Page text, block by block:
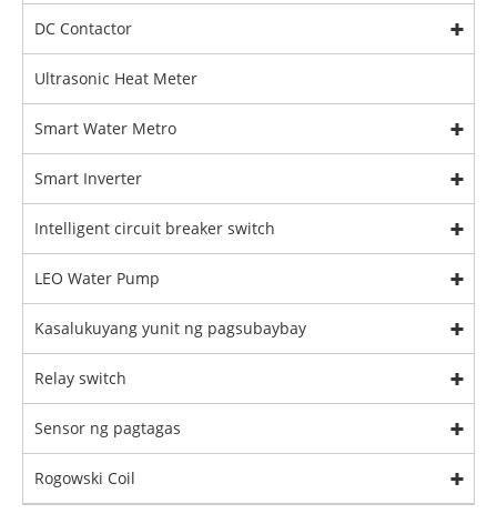
DC Contactor
Ultrasonic Heat Meter
Smart Water Metro
Smart Inverter
Intelligent circuit breaker switch
LEO Water Pump
Kasalukuyang yunit ng pagsubaybay
Relay switch
Sensor ng pagtagas
Rogowski Coil